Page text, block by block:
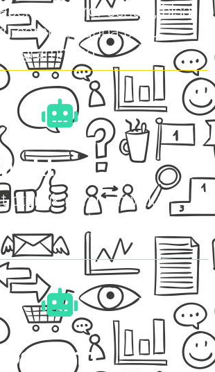
trial error sendiri, bisa
caranya tanpa perlu
otentik dan high value
hanya dalam hitungan
Uang